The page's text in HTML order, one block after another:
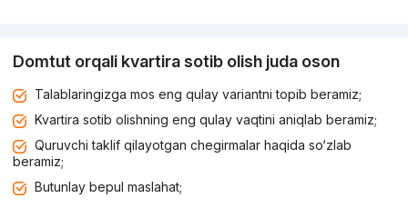
Domtut orqali kvartira sotib olish juda oson
Talablaringizga mos eng qulay variantni topib beramiz;
Kvartira sotib olishning eng qulay vaqtini aniqlab beramiz;
Quruvchi taklif qilayotgan chegirmalar haqida so‘zlab
beramiz;
Butunlay bepul maslahat;